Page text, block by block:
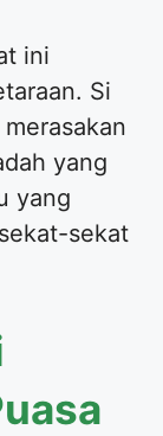
ini
Si
yang
yang
sekat